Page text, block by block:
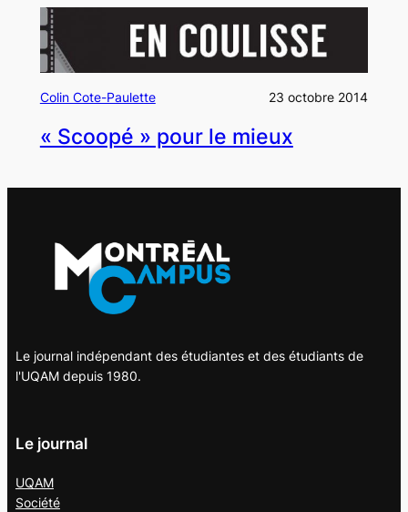
Colin Cote-Paulette 23 octobre 2014
« Scoopé » pour le mieux
Le journal indépendant des étudiantes et des étudiants de
l'UQAM depuis 1980.
Le journal
UQAM
Société